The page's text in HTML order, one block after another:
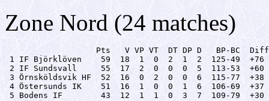
Zone Nord (24 matches)
                   Pts   V VP VT  DT DP D   BP-BC  Diff
1 IF Björklöven    59  18  1  0  2  1  2  125-49  +76
2 IF Sundsvall     55  17  2  0  0  0  5  113-53  +60
3 Örnsköldsvik HF  52  16  0  2  0  0  6  115-77  +38
4 Östersunds IK    51  16  1  0  0  1  6  106-69  +37